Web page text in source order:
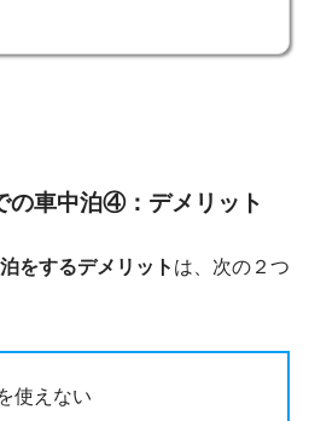
の車中泊④：デメリット
をするデメリット は、次の２つ
使えない